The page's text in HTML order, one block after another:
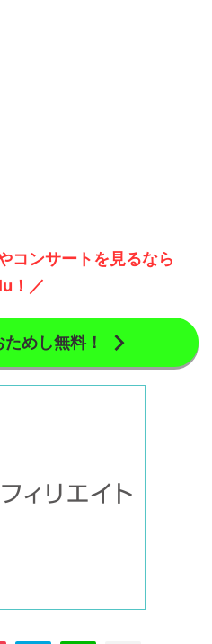
コンサートを見るなら
！／
めし無料！